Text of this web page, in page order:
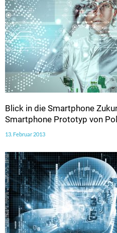
Blick in die Smartphone
Smartphone Prototyp von
13. Februar 2013